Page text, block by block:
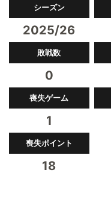
シーズン
2025/26
敗戦数
0
喪失ゲーム
1
喪失ポイント
18